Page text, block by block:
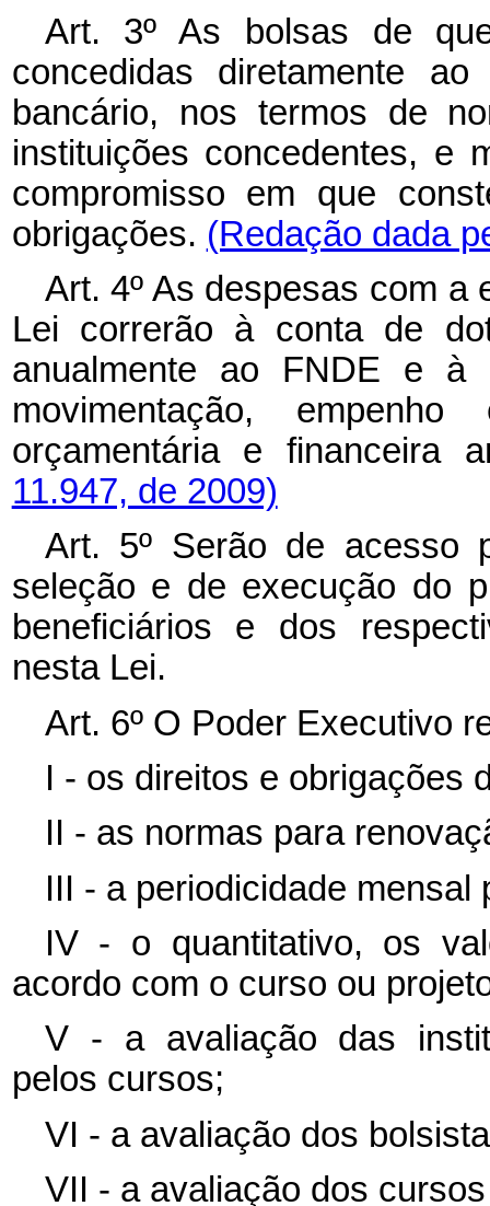
Art. 3º As bolsas de
concedidas diretamente
bancário, nos termos de
instituições concedentes, e
compromisso em que
obrigações. (Redação dada
Art. 4º As despesas com
Lei correrão à conta de
anualmente ao FNDE e à
movimentação,
orçamentária e financeira
11.947, de 2009)
Art. 5º Serão de acesso
seleção e de execução do
beneficiários e dos
nesta Lei.
Art. 6º O Poder Executivo
I - os direitos e obrigações
II - as normas para
III - a periodicidade
IV - o quantitativo, os
acordo com o curso ou
V - a avaliação das
pelos cursos;
VI - a avaliação dos
VII - a avaliação dos